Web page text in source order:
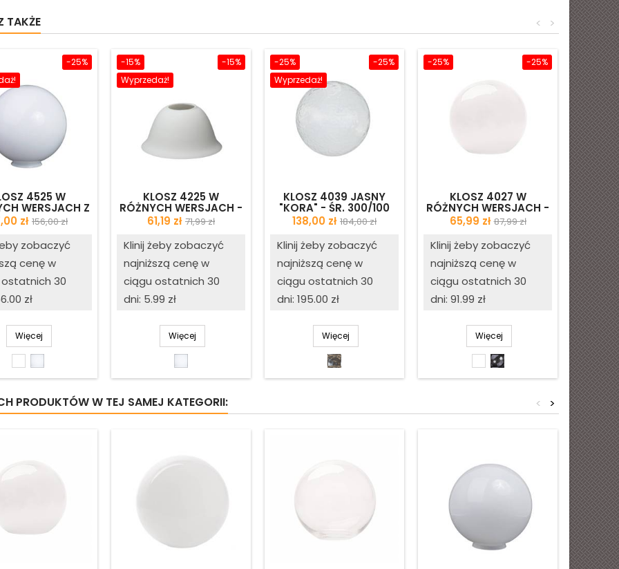
TAKŻE >
<
-25%
4525 W
WERSJACH Z
- ŚR.
120 MM - II
GATUNEK
zł Cena
podstawowa
156,00 zł
zobaczyć
cenę w
30
zł
Więcej
błyszczący
matowy
-15%
-15%
Wyprzedaż!
KLOSZ 4225 W
RÓŻNYCH WERSJACH -
ŚR. 107/30 MM - II
GATUNEK
Cena
61,19 zł Cena
podstawowa
71,99 zł
Klinij żeby zobaczyć
najniższą cenę w
ciągu ostatnich 30
dni: 5.99 zł
Więcej
matowy
-25%
-25%
Wyprzedaż!
KLOSZ 4039 JASNY
"KORA" - ŚR. 300/100
MM - II GATUNEK
Cena
138,00 zł Cena
podstawowa
184,00 zł
Klinij żeby zobaczyć
najniższą cenę w
ciągu ostatnich 30
dni: 195.00 zł
Więcej
Jasny
"KORA"
-25%
-25%
KLOSZ 4027 W
RÓŻNYCH WERSJACH -
ŚR. 200/100 MM - II
GATUNEK
Cena
65,99 zł Cena
podstawowa
87,99 zł
Klinij żeby zobaczyć
najniższą cenę w
ciągu ostatnich 30
dni: 91.99 zł
Więcej
Biały
błyszczący
Jasny
pladry
PRODUKTÓW W TEJ SAMEJ KATEGORII: >
<
(1)
-20%